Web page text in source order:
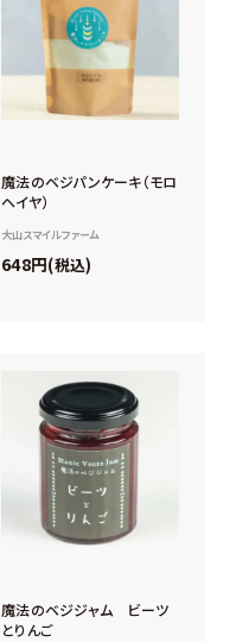
魔法のベジパンケーキ（モロ
ヘイヤ）
大山スマイルファーム
648 税込
魔法のベジジャム ビーツ
とりんご